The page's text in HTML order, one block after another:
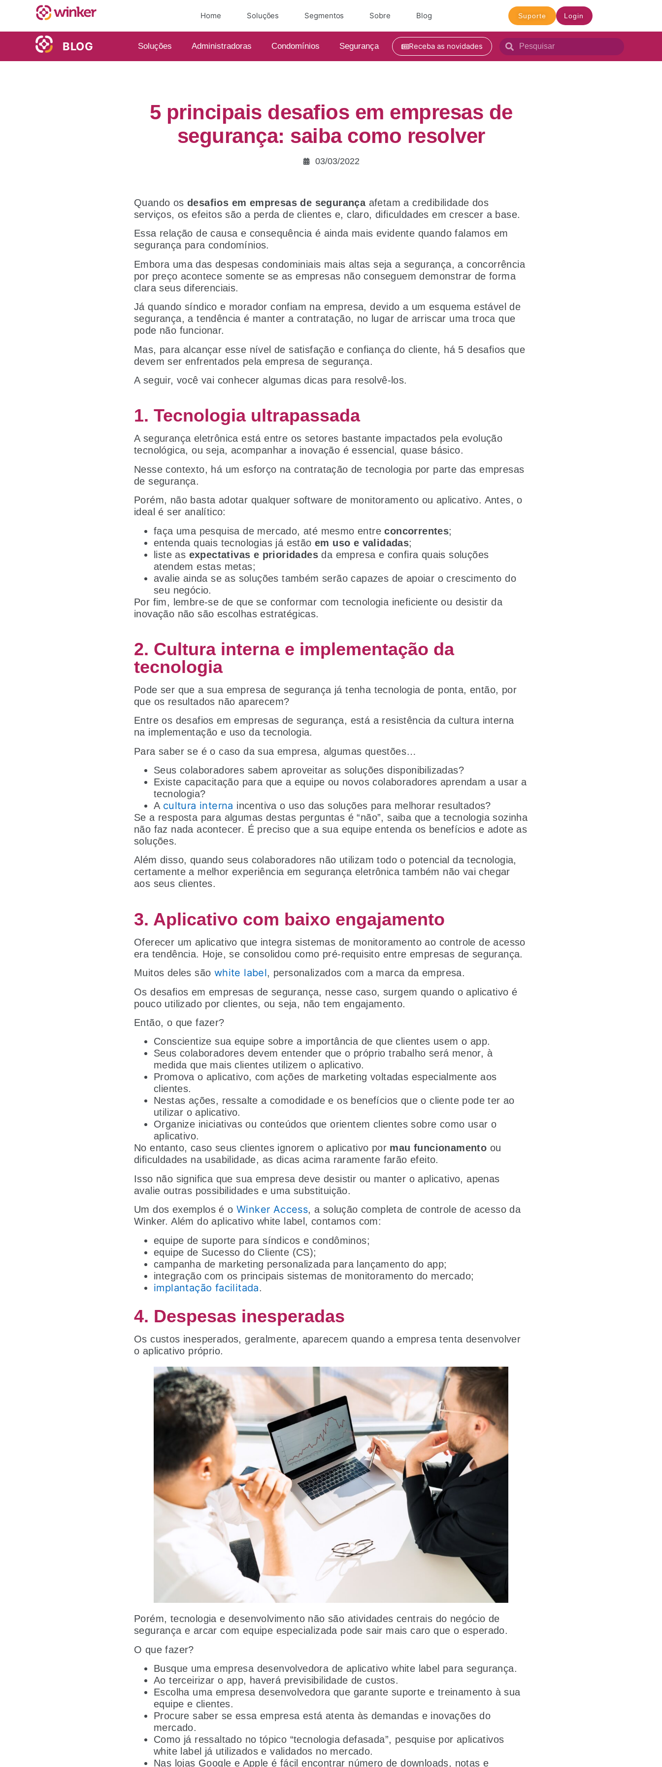
Home Soluções Segmentos Sobre Blog Suporte Login
BLOG Soluções Administradoras Condomínios Segurança Receba as novidades
5 principais desafios em empresas de
segurança: saiba como resolver
03/03/2022
Quando os desafios em empresas de segurançaafetam a credibilidade dos
serviços, os efeitos são a perda de clientes e, claro, dificuldades em crescer a base.
Essa relação de causa e consequência é ainda mais evidente quando falamos em
segurança para condomínios.
Embora uma das despesas condominiais mais altas seja a segurança, a concorrência
por preço acontece somente se as empresas não conseguem demonstrar de forma
clara seus diferenciais.
Já quando síndico e morador confiam na empresa, devido a um esquema estável de
segurança, a tendência é manter a contratação, no lugar de arriscar uma troca que
pode não funcionar.
Mas, para alcançar esse nível de satisfação e confiança do cliente, há 5 desafios que
devem ser enfrentados pela empresa de segurança.
A seguir, você vai conhecer algumas dicas para resolvê-los.
1. Tecnologia ultrapassada
A segurança eletrônica está entre os setores bastante impactados pela evolução
tecnológica, ou seja, acompanhar a inovação é essencial, quase básico.
Nesse contexto, há um esforço na contratação de tecnologia por parte das empresas
de segurança.
Porém, não basta adotar qualquer software de monitoramento ou aplicativo. Antes, o
ideal é ser analítico:
faça uma pesquisa de mercado, até mesmo entreconcorrentes;
entenda quais tecnologias já estão em uso e validadas;
liste as expectativas e prioridades da empresa e confira quais soluções
atendem estas metas;
avalie ainda se as soluções também serão capazes de apoiar o crescimento do
seu negócio.
Por fim, lembre-se de que se conformar com tecnologia ineficiente ou desistir da
inovação não são escolhas estratégicas.
2. Cultura interna e implementação da
tecnologia
Pode ser que a sua empresa de segurança já tenha tecnologia de ponta, então, por
que os resultados não aparecem?
Entre os desafios em empresas de segurança, está a resistência da cultura interna
na implementação e uso da tecnologia.
Para saber se é o caso da sua empresa, algumas questões…
Seus colaboradores sabem aproveitar as soluções disponibilizadas?
Existe capacitação para que a equipe ou novos colaboradores aprendam a usar a
tecnologia?
A cultura interna incentiva o uso das soluções para melhorar resultados?
Se a resposta para algumas destas perguntas é “não”, saiba que a tecnologia sozinha
não faz nada acontecer. É preciso que a sua equipe entenda os benefícios e adote as
soluções.
Além disso, quando seus colaboradores não utilizam todo o potencial da tecnologia,
certamente a melhor experiência em segurança eletrônica também não vai chegar
aos seus clientes.
3. Aplicativo com baixo engajamento
Oferecer um aplicativo que integra sistemas de monitoramento ao controle de acesso
era tendência. Hoje, se consolidou como pré-requisito entre empresas de segurança.
Muitos deles são white label, personalizados com a marca da empresa.
Os desafios em empresas de segurança, nesse caso, surgem quando o aplicativo é
pouco utilizado por clientes, ou seja, não tem engajamento.
Então, o que fazer?
Conscientize sua equipe sobre a importância de que clientes usem o app.
Seus colaboradores devem entender que o próprio trabalho será menor, à
medida que mais clientes utilizem o aplicativo.
Promova o aplicativo, com ações de marketing voltadas especialmente aos
clientes.
Nestas ações, ressalte a comodidade e os benefícios que o cliente pode ter ao
utilizar o aplicativo.
Organize iniciativas ou conteúdos que orientem clientes sobre como usar o
aplicativo.
No entanto, caso seus clientes ignorem o aplicativo por mau funcionamento ou
dificuldades na usabilidade, as dicas acima raramente farão efeito.
Isso não significa que sua empresa deve desistir ou manter o aplicativo, apenas
avalie outras possibilidades e uma substituição.
Um dos exemplos é o Winker Access, a solução completa de controle de acesso da
Winker. Além do aplicativo white label, contamos com:
equipe de suporte para síndicos e condôminos;
equipe de Sucesso do Cliente (CS);
campanha de marketing personalizada para lançamento do app;
integração com os principais sistemas de monitoramento do mercado;
implantação facilitada.
4. Despesas inesperadas
Os custos inesperados, geralmente, aparecem quando a empresa tenta desenvolver
o aplicativo próprio.
Porém, tecnologia e desenvolvimento não são atividades centrais do negócio de
segurança e arcar com equipe especializada pode sair mais caro que o esperado.
O que fazer?
Busque uma empresa desenvolvedora de aplicativo white label para segurança.
Ao terceirizar o app, haverá previsibilidade de custos.
Escolha uma empresa desenvolvedora que garante suporte e treinamento à sua
equipe e clientes.
Procure saber se essa empresa está atenta às demandas e inovações do
mercado.
Como já ressaltado no tópico “tecnologia defasada”, pesquise por aplicativos
white label já utilizados e validados no mercado.
Nas lojas Google e Apple é fácil encontrar número de downloads, notas e